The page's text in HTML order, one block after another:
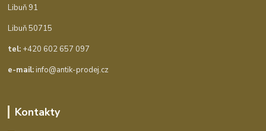
Libuň 91
Libuň 50715
tel: +420 602 657 097
e-mail:info@antik-prodej.cz
Kontakty